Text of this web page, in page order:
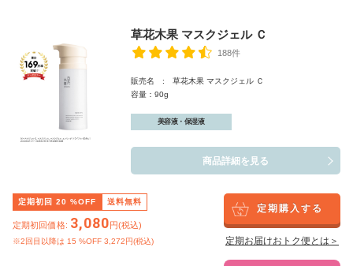
草花木果 マスクジェル Ｃ
188件
販売名 : 草花木果 マスクジェル Ｃ
容量：90g
美容液・保湿液
商品詳細を見る
定期初回 20 %OFF 送料無料
定期初回価格: 3,080円(税込)
※2回目以降は 15 %OFF 3,272円(税込)
定期購入する
定期お届けおトク便とは＞